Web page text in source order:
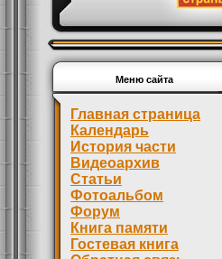
Меню сайта
Главная страница
Календарь
История части
Видеоархив
Статьи
Фотоальбом
Форум
Книга памяти
Гостевая книга